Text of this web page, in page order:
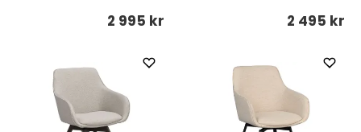
2 995 kr 2 495 kr